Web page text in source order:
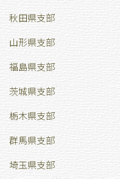
秋田県支部
山形県支部
福島県支部
茨城県支部
栃木県支部
群馬県支部
埼玉県支部